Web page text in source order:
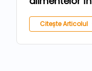
inundații
Citește Articolul